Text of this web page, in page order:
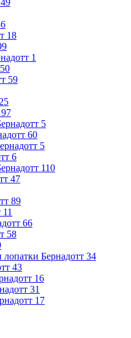
49
18
1
50
59
25
97
5
60
5
6
110
47
89
11
66
58
Бернадотт 34
43
16
31
17